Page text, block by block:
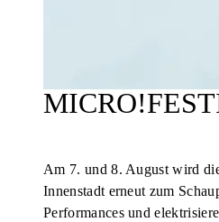
Am 7. und 8. August wird
Innenstadt erneut zum
Performances und